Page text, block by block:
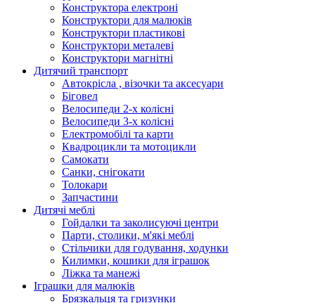
Конструктора електроні
Конструктори для малюків
Конструктори пластикові
Конструктори металеві
Конструктори магнітні
Дитячий транспорт
Автокрісла , візочки та аксесуари
Біговел
Велосипеди 2-х колісні
Велосипеди 3-х колісні
Електромобілі та карти
Квадроцикли та мотоцикли
Самокати
Санки, снігокати
Толокари
Запчастини
Дитячі меблі
Гойдалки та заколисуючі центри
Парти, столики, м'які меблі
Стільчики для годування, ходунки
Килимки, кошики для іграшок
Ліжка та манежі
Іграшки для малюків
Брязкальця та гризунки